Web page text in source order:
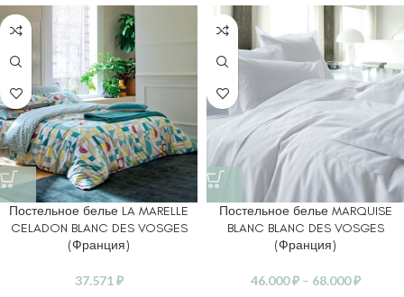
Постельное белье LA MARELLE
CELADON BLANC DES VOSGES
(Франция)
37.571 ₽
Постельное белье MARQUISE
BLANC BLANC DES VOSGES
(Франция)
46.000₽ – 68.000₽